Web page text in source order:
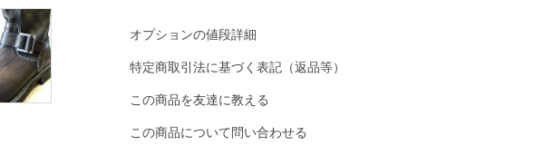
オプションの値段詳細
特定商取引法に基づく表記（返品等）
この商品を友達に教える
この商品について問い合わせる